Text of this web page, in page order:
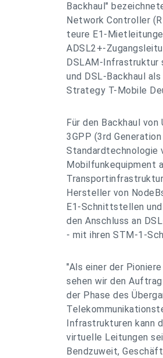
Backhaul"
Network Controller
teure E1-
ADSL2+-
DSLAM-Infrastruktur
und DSL-Backhaul
Strategy T-Mobile
Für den Backhaul
3GPP (3rd
Standardtechnologie
Mobilfunkequipment
Hersteller von
E1-Schnittstellen
den Anschluss an
- mit ihren STM-1-
"Als einer der
sehen wir den
der Phase des
Infrastrukturen kann
virtuelle Leitungen
Bendzuweit,